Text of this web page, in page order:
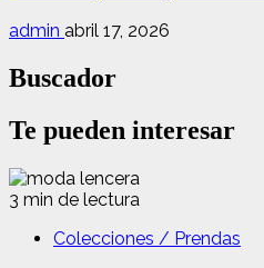
admin abril 17, 2026
Buscador
Te pueden interesar
3 min de lectura
Colecciones / Prendas